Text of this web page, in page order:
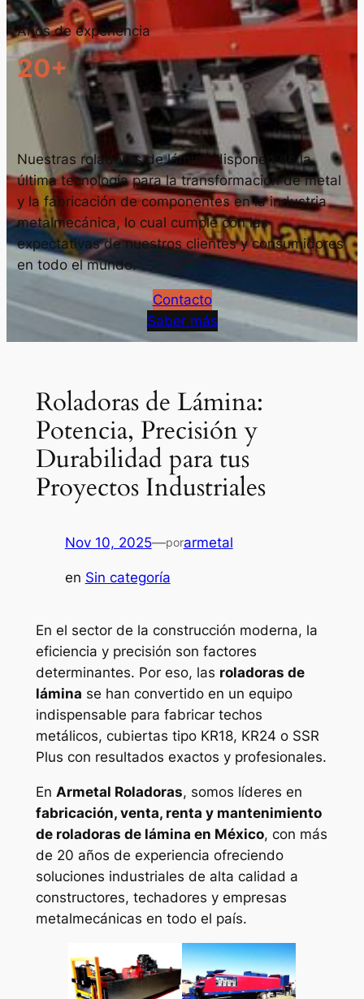
Años de experiencia
20+
Nuestras roladoras de lámina disponen de la
última tecnología para la transformación de metal
y la fabricación de componentes en la industria
metalmecánica, lo cual cumple con las
expectativas de nuestros clientes y consumidores
en todo el mundo.
Contacto
Saber más
Roladoras de Lámina:
Potencia, Precisión y
Durabilidad para tus
Proyectos Industriales
Nov 10, 2025—porarmetal
en Sin categoría
En el sector de la construcción moderna, la
eficiencia y precisión son factores
determinantes. Por eso, las roladoras de
lámina se han convertido en un equipo
indispensable para fabricar techos
metálicos, cubiertas tipo KR18, KR24 o SSR
Plus con resultados exactos y profesionales.
En Armetal Roladoras, somos líderes en
fabricación, venta, renta y mantenimiento
de roladoras de lámina en México, con más
de 20 años de experiencia ofreciendo
soluciones industriales de alta calidad a
constructores, techadores y empresas
metalmecánicas en todo el país.